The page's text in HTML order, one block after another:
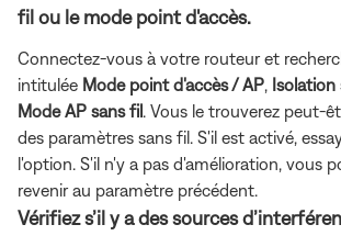
fil ou le mode point d'accès.
Connectez-vous à votre routeur et
intitulée Mode point d'accès / AP Isolation
Mode AP sans fil . Vous le trouverez peut-
des paramètres sans fil. S'il est activé,
l'option. S'il n'y a pas d'amélioration, vous
revenir au paramètre précédent.
Vérifiez s’il y a des sources